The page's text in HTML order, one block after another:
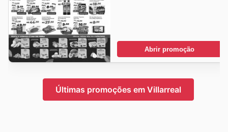
Abrir promoção
Últimas promoções em Villarreal